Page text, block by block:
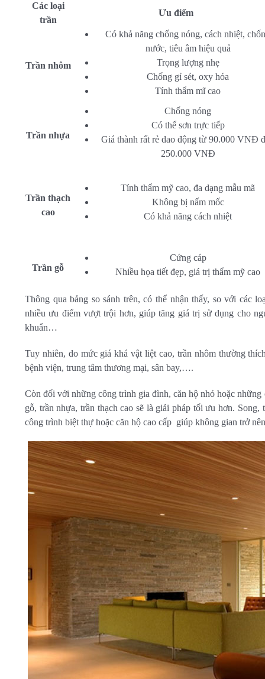
Các loại
trần
Ưu điểm
Trần nhôm
Có khả năng chống nóng, cách nhiệt,
nước, tiêu âm hiệu quả
Trọng lượng nhẹ
Chống gỉ sét, oxy hóa
Tính thẩm mĩ cao
Trần nhựa
Chống nóng
Có thể sơn trực tiếp
Giá thành rất rẻ dao động từ 90.000 VNĐ
250.000 VNĐ
Trần thạch
cao
Tính thẩm mỹ cao, đa dạng mẫu mã
Không bị nấm mốc
Có khả năng cách nhiệt
Trần gỗ
Cứng cáp
Nhiều họa tiết đẹp, giá trị thẩm mỹ cao
Thông qua bảng so sánh trên, có thể nhận thấy, so với các
nhiều ưu điểm vượt trội hơn, giúp tăng giá trị sử dụng cho
khuẩn…
Tuy nhiên, do mức giá khá vật liệt cao, trần nhôm thường
bệnh viện, trung tâm thương mại, sân bay,….
Còn đối với những công trình gia đình, căn hộ nhỏ hoặc
gỗ, trần nhựa, trần thạch cao sẽ là giải pháp tối ưu hơn.
công trình biệt thự hoặc căn hộ cao cấp giúp không gian trở